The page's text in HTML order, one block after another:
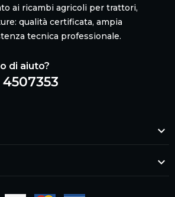
ai ricambi agricoli per trattori,
qualità certificata, ampia
tecnica professionale.
di aiuto?

